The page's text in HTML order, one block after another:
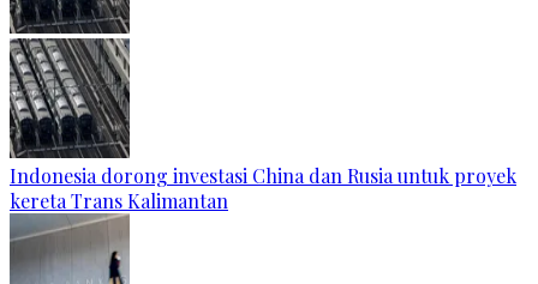
Indonesia dorong investasi China dan Rusia untuk proyek
kereta Trans Kalimantan